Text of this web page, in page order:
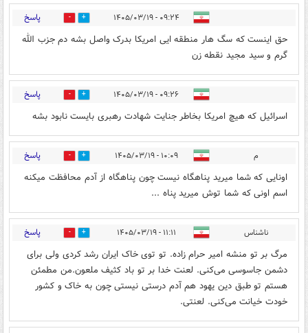
۰۹:۲۴ - ۱۴۰۵/۰۳/۱۹ 4 پاسخ
حق اینست که سگ هار منطقه ایی امریکا بدرک واصل بشه دم جزب الله
گرم و سید مجید نقطه زن
۰۹:۲۶ - ۱۴۰۵/۰۳/۱۹ 6 پاسخ
اسرائیل که هیچ امریکا بخاطر جنایت شهادت رهبری بایست نابود بشه
م ۱۰:۰۹ - ۱۴۰۵/۰۳/۱۹ 0 پاسخ
اونایی که شما میرید پناهگاه نیست چون پناهگاه از آدم محافظت میکنه
اسم اونی که شما توش میرید پناه ...
ناشناس ۱۱:۱۱ - ۱۴۰۵/۰۳/۱۹ 0 پاسخ
مرگ بر تو منشه امیر حرام زاده. تو توی خاک ایران رشد کردی ولی برای
دشمن جاسوسی می‌کنی. لعنت خدا بر تو باد کثیف ملعون.من مطمئن
هستم تو طبق دین یهود هم آدم درستی نیستی چون به خاک و کشور
خودت خیانت می‌کنی. لعنتی.